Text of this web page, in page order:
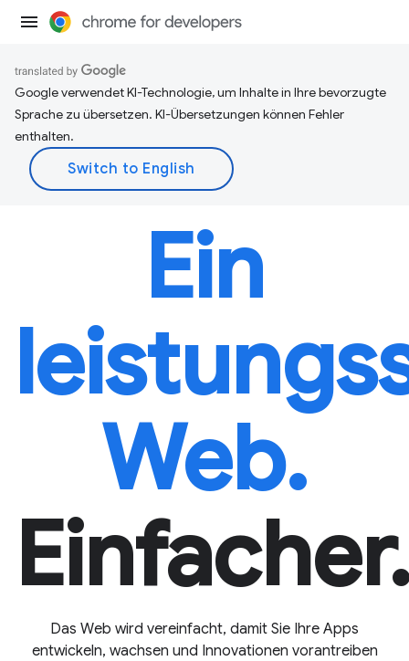
Google verwendet KI-Technologie, um Inhalte in Ihre bevorzugte
Sprache zu übersetzen. KI-Übersetzungen können Fehler
enthalten.
Ein
Web.
Das Web wird vereinfacht, damit Sie Ihre Apps
entwickeln, wachsen und Innovationen vorantreiben